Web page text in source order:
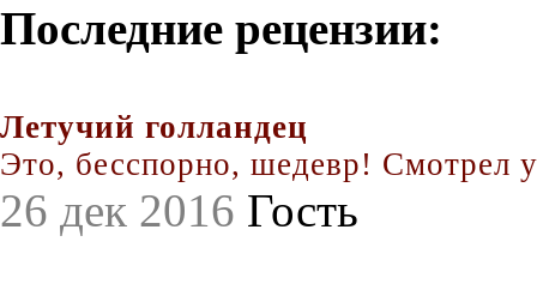
Последние рецензии:
Летучий голландец
Это, бесспорно, шедевр! Смотрел
26 дек 2016 Гость